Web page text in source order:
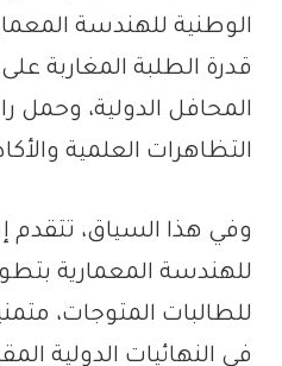
الوطنية للهندسة
قدرة الطلبة المغاربة
المحافل الدولية، وحمل
التظاهرات العلمية
وفي هذا السياق، تتقدم
للهندسة المعمارية
للطالبات المتوجات،
في النهائيات الدولية